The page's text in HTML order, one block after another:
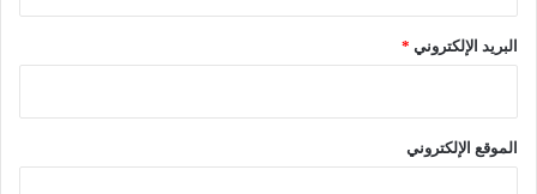
البريد الإلكتروني *
الموقع الإلكتروني